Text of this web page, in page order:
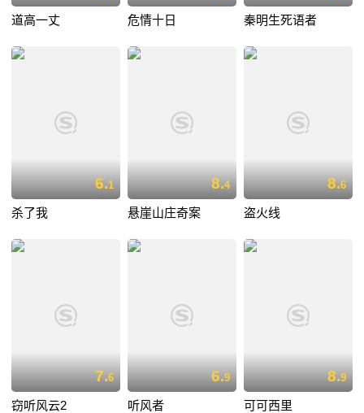
道高一丈 危情十日 秦明生死语者
6.1
杀了我
8.4
悬崖山庄奇案
8.6
盗火线
7.6
窃听风云2
6.9
听风者
8.9
可可西里